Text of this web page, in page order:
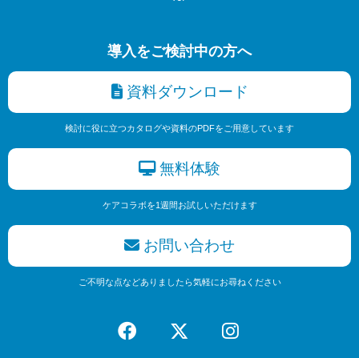
導入をご検討中の方へ
資料ダウンロード
検討に役に立つカタログや資料のPDFをご用意しています
無料体験
ケアコラボを1週間お試しいただけます
お問い合わせ
ご不明な点などありましたら気軽にお尋ねください